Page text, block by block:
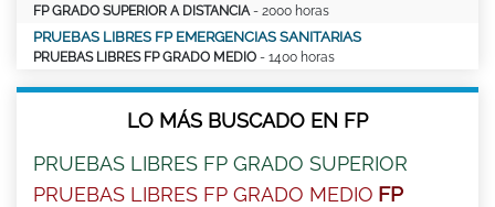
FP GRADO SUPERIOR A DISTANCIA - 2000 horas
PRUEBAS LIBRES FP EMERGENCIAS SANITARIAS
PRUEBAS LIBRES FP GRADO MEDIO - 1400 horas
LO MÁS BUSCADO EN FP
PRUEBAS LIBRES FP GRADO SUPERIOR
PRUEBAS LIBRES FP GRADO MEDIO FP